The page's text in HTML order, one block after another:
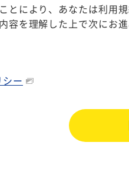
とにより、あなたは利用
容を理解した上で次にお進
シー